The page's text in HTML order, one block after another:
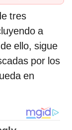
tres
a
ello, sigue
por los
en